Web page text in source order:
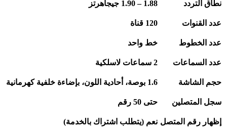
نطاق التردد 1.88 – 1.90 جيجاهرتز
عدد القنوات 120 قناة
عدد الخطوط خط واحد
عدد السماعات 2 سماعات لاسلكية
حجم الشاشة 1.6 بوصة، أحادية اللون، بإضاءة خلفية كهرمانية
سجل المتصلين حتى 50 رقم
إظهار رقم المتصل نعم (يتطلب اشتراك بالخدمة)